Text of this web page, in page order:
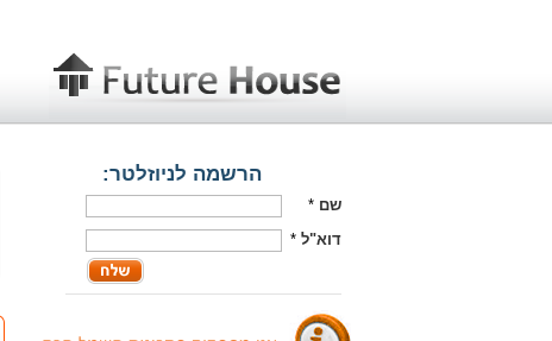
הרשמה לניוזלטר:
שם *
דוא"ל *